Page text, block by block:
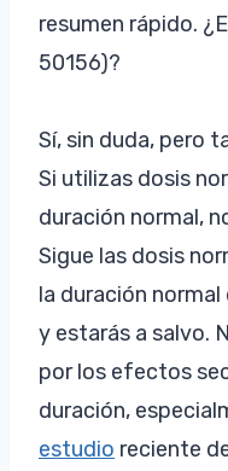
resumen rápido.
50156)?
Sí, sin duda, pero
Si utilizas dosis
duración normal,
Sigue las dosis
la duración
y estarás a salvo.
por los efectos
duración,
estudio reciente